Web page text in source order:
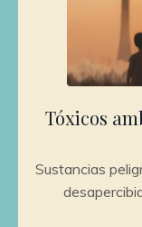
Tóxicos
Sustancias